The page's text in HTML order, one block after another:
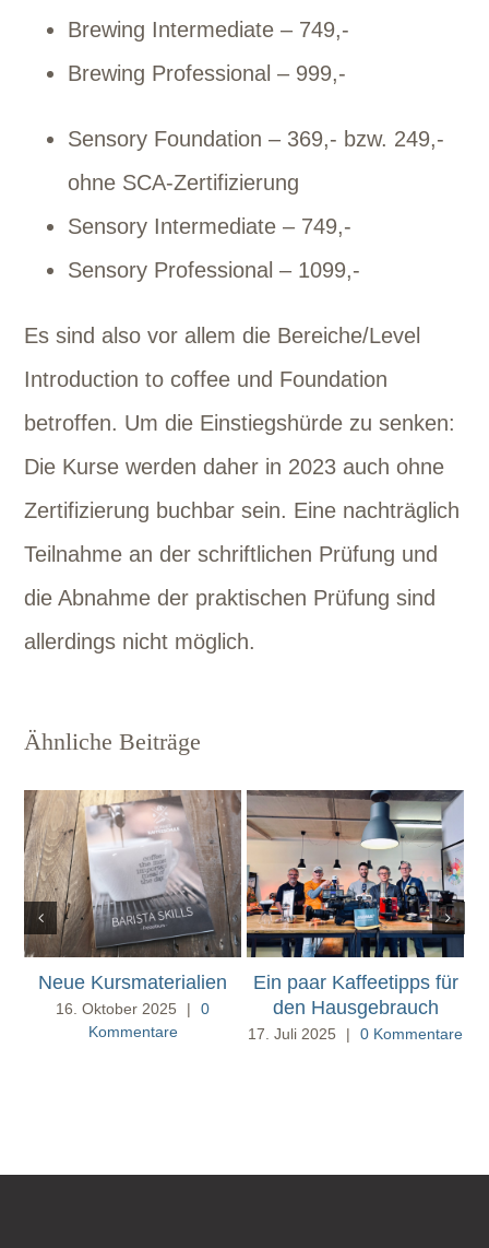
Brewing Intermediate – 749,-
Brewing Professional – 999,-
Sensory Foundation – 369,- bzw. 249,-
ohne SCA-Zertifizierung
Sensory Intermediate – 749,-
Sensory Professional – 1099,-
Es sind also vor allem die Bereiche/Level
Introduction to coffee und Foundation
betroffen. Um die Einstiegshürde zu senken:
Die Kurse werden daher in 2023 auch ohne
Zertifizierung buchbar sein. Eine nachträglich
Teilnahme an der schriftlichen Prüfung und
die Abnahme der praktischen Prüfung sind
allerdings nicht möglich.
Ähnliche Beiträge
Neue Kursmaterialien
16. Oktober 2025 |
0
Kommentare
Ein paar Kaffeetipps für
den Hausgebrauch
17. Juli 2025 | 0 Kommentare